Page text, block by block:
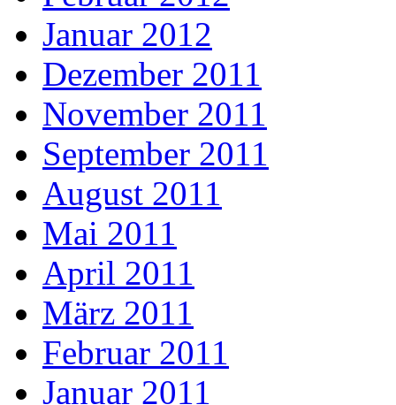
Januar 2012
Dezember 2011
November 2011
September 2011
August 2011
Mai 2011
April 2011
März 2011
Februar 2011
Januar 2011